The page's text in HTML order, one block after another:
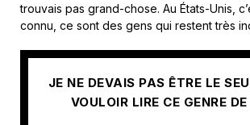
trouvais pas grand-chose. Au États-Unis,
connu, ce sont des gens qui restent très
JE NE DEVAIS PAS ÊTRE LE
VOULOIR LIRE CE GENRE